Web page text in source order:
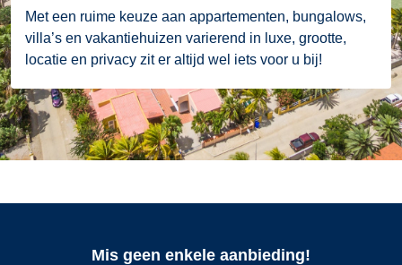
Met een ruime keuze aan appartementen, bungalows,
villa’s en vakantiehuizen varierend in luxe, grootte,
locatie en privacy zit er altijd wel iets voor u bij!
Mis geen enkele aanbieding!